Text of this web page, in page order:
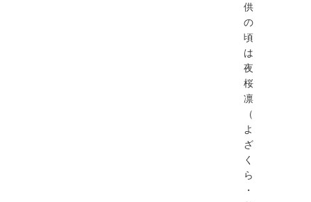
供
の
頃
は
夜
桜
凛
（
よ
ざ
く
ら
・